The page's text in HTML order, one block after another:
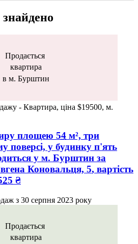
Продається
квартира
в м. Бурштин
- Квартира, ціна $19500, м.
площею 54 м², три
поверсі, у будинку п'ять
у м. Бурштин за
Коновальця, 5, вартість
₴
з 30 серпня 2023 року
Продається
квартира